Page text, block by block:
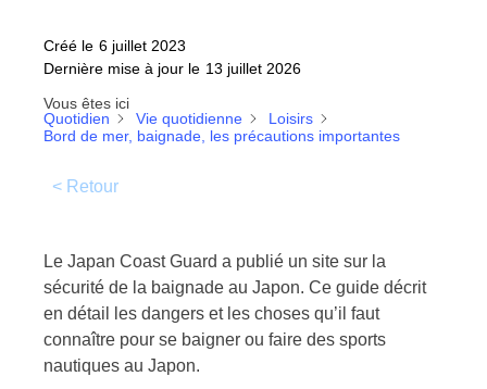
Créé le 6 juillet 2023
Dernière mise à jour le 13 juillet 2026
Vous êtes ici
Quotidien
Vie quotidienne
Loisirs
Bord de mer, baignade, les précautions importantes
< Retour
Le Japan Coast Guard a publié un site sur la
sécurité de la baignade au Japon. Ce guide décrit
en détail les dangers et les choses qu’il faut
connaître pour se baigner ou faire des sports
nautiques au Japon.